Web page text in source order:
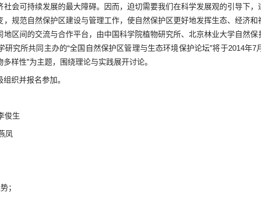
社会可持续发展的最大障碍。因而，迫切需要我们在科学发展观的引导下
规范自然保护区建设与管理工作，使自然保护区更好地发挥生态、经济和
地区间的交流与合作平台，由中国科学院植物研究所、北京林业大学自然
究所共同主办的“全国自然保护区管理与生态环境保护论坛”将于2014年7
样性”为主题，围绕理论与实践展开讨论。
织并报名参加。
俊生
凤
；